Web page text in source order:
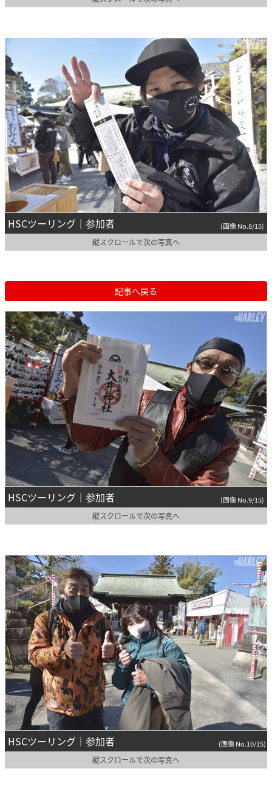
HSCツーリング｜参加者 (画像 No.8/15)
縦スクロールで次の写真へ
記事へ戻る
HSCツーリング｜参加者 (画像 No.9/15)
縦スクロールで次の写真へ
HSCツーリング｜参加者 (画像 No.10/15)
縦スクロールで次の写真へ